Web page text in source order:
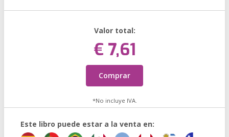
Valor total:
€ 7,61
Comprar
*No incluye IVA.
Este libro puede estar a la venta en: